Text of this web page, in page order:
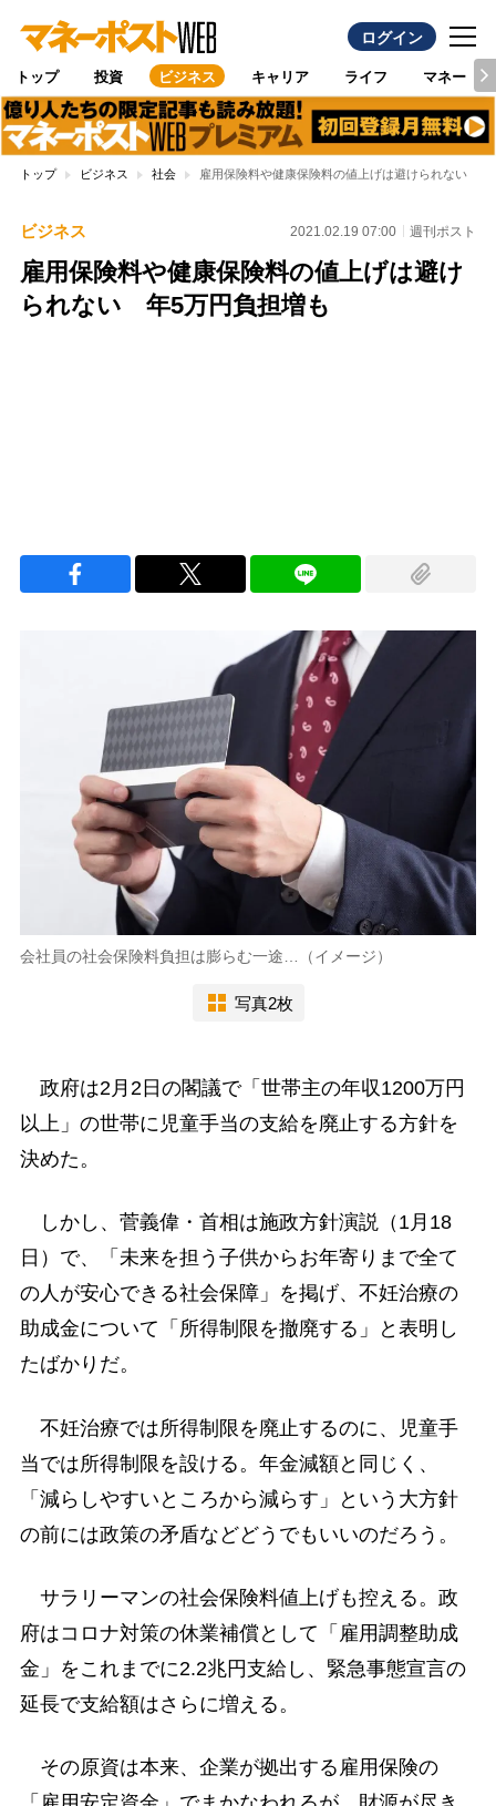
ログイン
トップ 投資 ビジネス キャリア ライフ マネー
トップ ビジネス 社会 雇用保険料や健康保険料の値上げは避けられない 年
ビジネス 2021.02.19 07:00 週刊ポスト
雇用保険料や健康保険料の値上げは避け
られない 年5万円負担増も
会社員の社会保険料負担は膨らむ一途…（イメージ）
写真2枚
政府は2月2日の閣議で「世帯主の年収1200万円
以上」の世帯に児童手当の支給を廃止する方針を
決めた。
しかし、菅義偉・首相は施政方針演説（1月18
日）で、「未来を担う子供からお年寄りまで全て
の人が安心できる社会保障」を掲げ、不妊治療の
助成金について「所得制限を撤廃する」と表明し
たばかりだ。
不妊治療では所得制限を廃止するのに、児童手
当では所得制限を設ける。年金減額と同じく、
「減らしやすいところから減らす」という大方針
の前には政策の矛盾などどうでもいいのだろう。
サラリーマンの社会保険料値上げも控える。政
府はコロナ対策の休業補償として「雇用調整助成
金」をこれまでに2.2兆円支給し、緊急事態宣言の
延長で支給額はさらに増える。
その原資は本来、企業が拠出する雇用保険の